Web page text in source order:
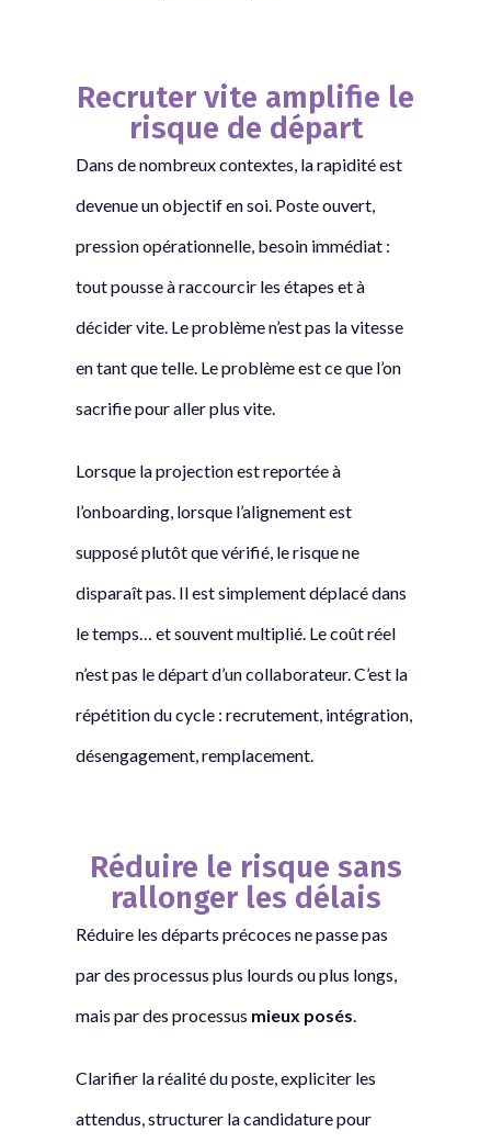
Recruter vite amplifie le
risque de départ
Dans de nombreux contextes, la rapidité est
devenue un objectif en soi. Poste ouvert,
pression opérationnelle, besoin immédiat :
tout pousse à raccourcir les étapes et à
décider vite. Le problème n’est pas la vitesse
en tant que telle. Le problème est ce que l’on
sacrifie pour aller plus vite.
Lorsque la projection est reportée à
l’onboarding, lorsque l’alignement est
supposé plutôt que vérifié, le risque ne
disparaît pas. Il est simplement déplacé dans
le temps… et souvent multiplié. Le coût réel
n’est pas le départ d’un collaborateur. C’est la
répétition du cycle : recrutement, intégration,
désengagement, remplacement.
Réduire le risque sans
rallonger les délais
Réduire les départs précoces ne passe pas
par des processus plus lourds ou plus longs,
mais par des processus mieux posés.
Clarifier la réalité du poste, expliciter les
attendus, structurer la candidature pour